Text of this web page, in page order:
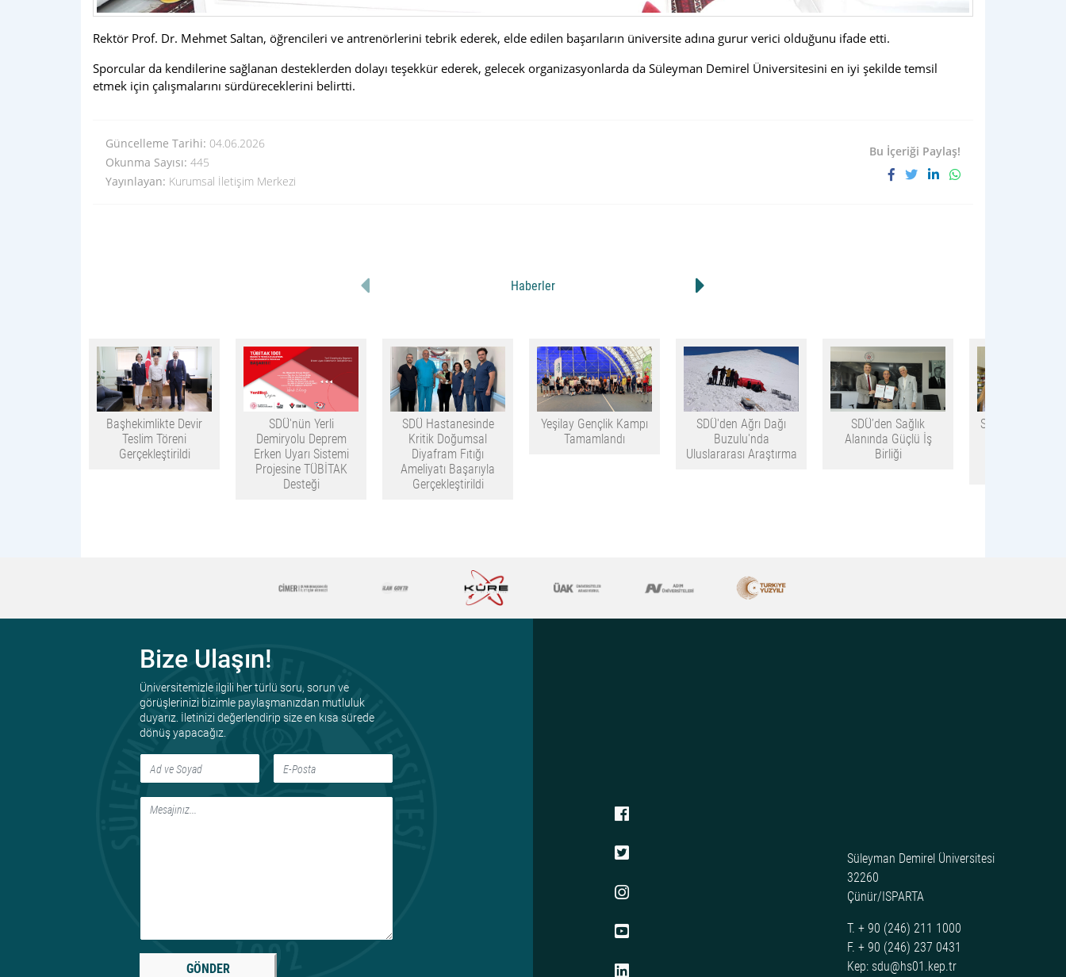
Rektör Prof. Dr. Mehmet Saltan, öğrencileri ve antrenörlerini tebrik ederek, elde edilen başarıların üniversite adına gurur verici olduğunu ifade etti.
Sporcular da kendilerine sağlanan desteklerden dolayı teşekkür ederek, gelecek organizasyonlarda da Süleyman Demirel Üniversitesini en iyi şekilde temsil
etmek için çalışmalarını sürdüreceklerini belirtti.
Güncelleme Tarihi: 04.06.2026
Okunma Sayısı: 445
Yayınlayan: Kurumsal İletişim Merkezi
Bu İçeriği Paylaş!
Haberler
Başhekimlikte Devir
Teslim Töreni
Gerçekleştirildi
SDÜ'nün Yerli
Demiryolu Deprem
Erken Uyarı Sistemi
Projesine TÜBİTAK
Desteği
SDÜ Hastanesinde
Kritik Doğumsal
Diyafram Fıtığı
Ameliyatı Başarıyla
Gerçekleştirildi
Yeşilay Gençlik Kampı
Tamamlandı
SDÜ'den Ağrı Dağı
Buzulu'nda
Uluslararası Araştırma
SDÜ’den Sağlık
Alanında Güçlü İş
Birliği
SDÜ TÜBİTAK
Bize Ulaşın!
Üniversitemizle ilgili her türlü soru, sorun ve
görüşlerinizi bizimle paylaşmanızdan mutluluk
duyarız. İletinizi değerlendirip size en kısa sürede
dönüş yapacağız.
GÖNDER
Süleyman Demirel Üniversitesi
32260
Çünür/ISPARTA
T. + 90 (246) 211 1000
F. + 90 (246) 237 0431
Kep: sdu@hs01.kep.tr